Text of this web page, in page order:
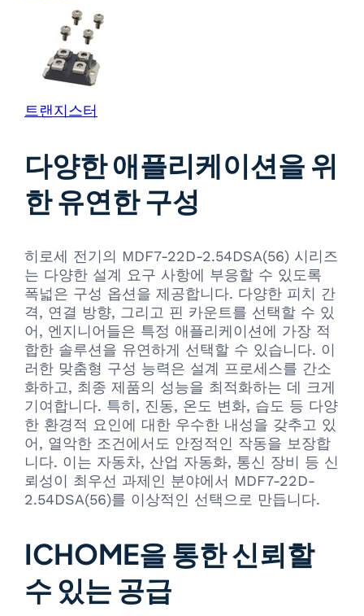
트랜지스터
다양한 애플리케이션을 위
한 유연한 구성
히로세 전기의 MDF7-22D-2.54DSA(56) 시리즈
는 다양한 설계 요구 사항에 부응할 수 있도록
폭넓은 구성 옵션을 제공합니다. 다양한 피치 간
격, 연결 방향, 그리고 핀 카운트를 선택할 수 있
어, 엔지니어들은 특정 애플리케이션에 가장 적
합한 솔루션을 유연하게 선택할 수 있습니다. 이
러한 맞춤형 구성 능력은 설계 프로세스를 간소
화하고, 최종 제품의 성능을 최적화하는 데 크게
기여합니다. 특히, 진동, 온도 변화, 습도 등 다양
한 환경적 요인에 대한 우수한 내성을 갖추고 있
어, 열악한 조건에서도 안정적인 작동을 보장합
니다. 이는 자동차, 산업 자동화, 통신 장비 등 신
뢰성이 최우선 과제인 분야에서 MDF7-22D-
2.54DSA(56)를 이상적인 선택으로 만듭니다.
ICHOME을 통한 신뢰할
수 있는 공급